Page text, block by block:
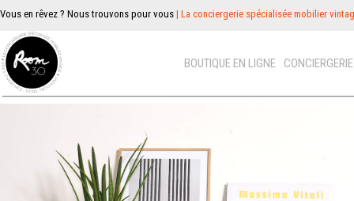
Vous en rêvez ? Nous trouvons pour vous | La conciergerie spécialisée mobilier
BOUTIQUE EN LIGNE